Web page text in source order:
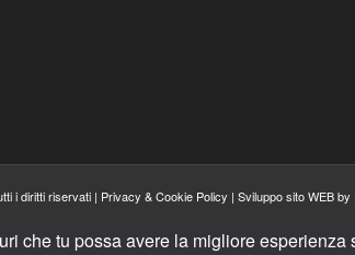
i diritti riservati | Privacy & Cookie Policy | Sviluppo sito WEB
che tu possa avere la migliore